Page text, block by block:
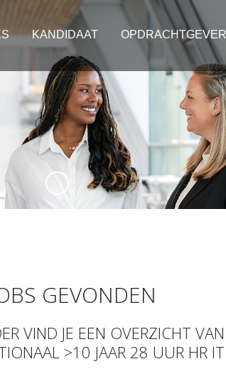
KANDIDAAT OPDRACHTGEVER
GEVONDEN
VIND JE EEN OVERZICHT
>10 JAAR 28 UUR HR